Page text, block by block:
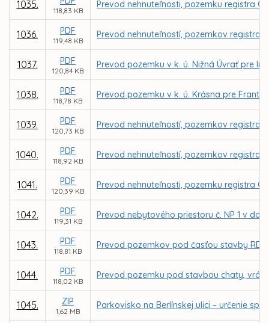
1035.
118,83 KB
Prevod nehnuteľnosti, pozemku registra
1036. PDF
119,48 KB
Prevod nehnuteľností, pozemkov registra
1037. PDF
120,84 KB
Prevod pozemku v k. ú. Nižná Úvrať pre
1038. PDF
118,78 KB
Prevod pozemku v k. ú. Krásna pre
1039. PDF
120,73 KB
Prevod nehnuteľností, pozemkov registra
1040. PDF
118,92 KB
Prevod nehnuteľností, pozemkov registra
1041. PDF
120,39 KB
Prevod nehnuteľnosti, pozemku registra
1042. PDF
119,31 KB
Prevod nebytového priestoru č. NP 1 v
1043. PDF
118,81 KB
Prevod pozemkov pod časťou stavby RD
1044. PDF
118,02 KB
Prevod pozemku pod stavbou chaty,
1045. ZIP
1,62 MB
Parkovisko na Berlínskej ulici – určenie